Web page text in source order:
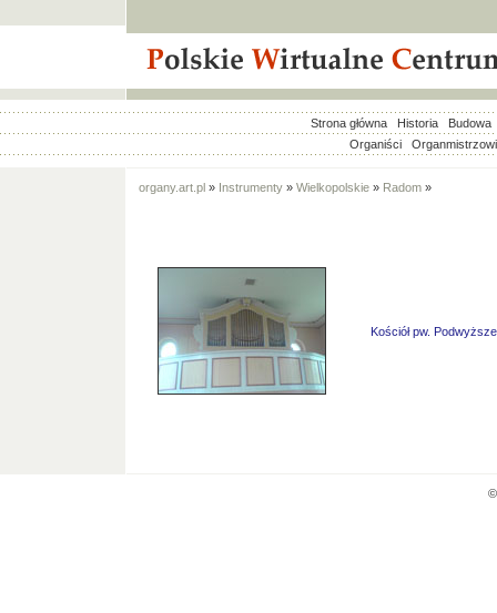
Strona główna Historia
Budowa
Organiści
organy.art.pl » Instrumenty » Wielkopolskie » Radom »
Kościół pw.
©